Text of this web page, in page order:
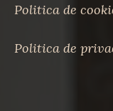
Politica de
Politica de